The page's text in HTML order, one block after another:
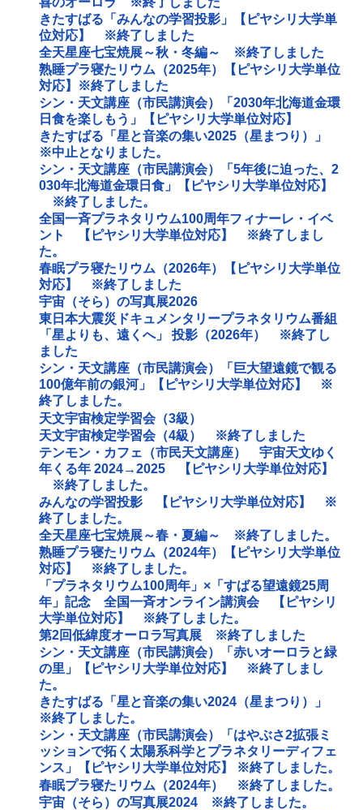
きたすばる「みんなの学習投影」【ピヤシリ大学単
位対応】 ※終了しました
全天星座七宝焼展～秋・冬編～ ※終了しました
熟睡プラ寝たリウム（2025年）【ピヤシリ大学単位
対応】※終了しました
シン・天文講座（市民講演会）「2030年北海道金環
日食を楽しもう」【ピヤシリ大学単位対応】
きたすばる「星と音楽の集い2025（星まつり）」
※中止となりました。
シン・天文講座（市民講演会）「5年後に迫った、2
030年北海道金環日食」【ピヤシリ大学単位対応】
※終了しました。
全国一斉プラネタリウム100周年フィナーレ・イベ
ント 【ピヤシリ大学単位対応】 ※終了しまし
た。
春眠プラ寝たリウム（2026年）【ピヤシリ大学単位
対応】 ※終了しました
宇宙（そら）の写真展2026
東日本大震災ドキュメンタリープラネタリウム番組
「星よりも、遠くへ」 投影（2026年） ※終了し
ました
シン・天文講座（市民講演会）「巨大望遠鏡で観る
100億年前の銀河」【ピヤシリ大学単位対応】 ※
終了しました。
天文宇宙検定学習会（3級）
天文宇宙検定学習会（4級） ※終了しました
テンモン・カフェ（市民天文講座） 宇宙天文ゆく
年くる年 2024→2025 【ピヤシリ大学単位対応】
※終了しました。
みんなの学習投影 【ピヤシリ大学単位対応】 ※
終了しました。
全天星座七宝焼展～春・夏編～ ※終了しました。
熟睡プラ寝たリウム（2024年）【ピヤシリ大学単位
対応】 ※終了しました。
「プラネタリウム100周年」×「すばる望遠鏡25周
年」記念 全国一斉オンライン講演会 【ピヤシリ
大学単位対応】 ※終了しました。
第2回低緯度オーロラ写真展 ※終了しました
シン・天文講座（市民講演会）「赤いオーロラと緑
の里」【ピヤシリ大学単位対応】 ※終了しまし
た。
きたすばる「星と音楽の集い2024（星まつり）」
※終了しました。
シン・天文講座（市民講演会）「はやぶさ2拡張ミ
ッションで拓く太陽系科学とプラネタリーディフェ
ンス」【ピヤシリ大学単位対応】 ※終了しました。
春眠プラ寝たリウム（2024年） ※終了しました。
宇宙（そら）の写真展2024 ※終了しました。